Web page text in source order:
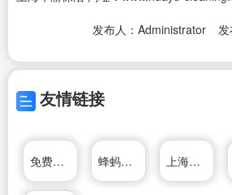
发布人：Administrator
友情链接
免费推广平台 蜂蚂数据 上海卓卓网络科技有限公司